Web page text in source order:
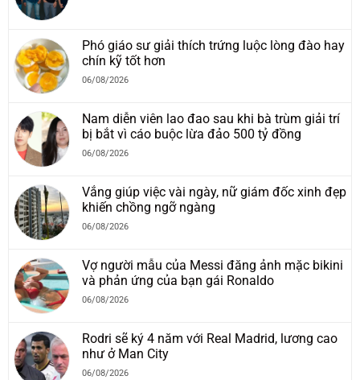
Phó giáo sư giải thích trứng luộc lòng đào hay
chín kỹ tốt hơn
06/08/2026
Nam diễn viên lao đao sau khi bà trùm giải trí
bị bắt vì cáo buộc lừa đảo 500 tỷ đồng
06/08/2026
Vắng giúp việc vài ngày, nữ giám đốc xinh đẹp
khiến chồng ngỡ ngàng
06/08/2026
Vợ người mẫu của Messi đăng ảnh mặc bikini
và phản ứng của bạn gái Ronaldo
06/08/2026
Rodri sẽ ký 4 năm với Real Madrid, lương cao
như ở Man City
06/08/2026